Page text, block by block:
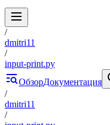
/
dmitri11
/
input-print.py
ОбзорДокументация
/
dmitri11
/